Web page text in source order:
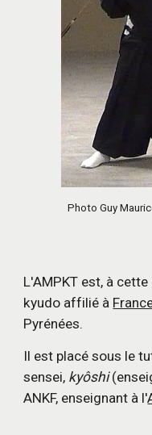
Photo Guy
L'AMPKT est, à
kyudo affilié à
Pyrénées.
Il est placé sous le
sensei, kyôshi (
ANKF, enseignant à l'